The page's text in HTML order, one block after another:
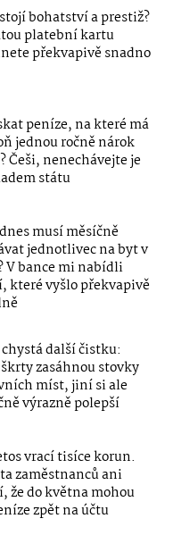
bohatství a prestiž?
platební kartu
překvapivě snadno
peníze, na které má
jednou ročně nárok
Češi, nenechávejte je
státu
musí měsíčně
jednotlivec na byt v
V bance mi nabídli
které vyšlo překvapivě
další čistku:
zasáhnou stovky
míst, jiní si ale
výrazně polepší
vrací tisíce korun.
zaměstnanců ani
že do května mohou
zpět na účtu